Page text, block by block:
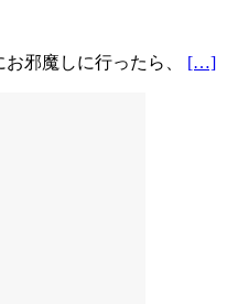
邪魔しに行ったら、 […]